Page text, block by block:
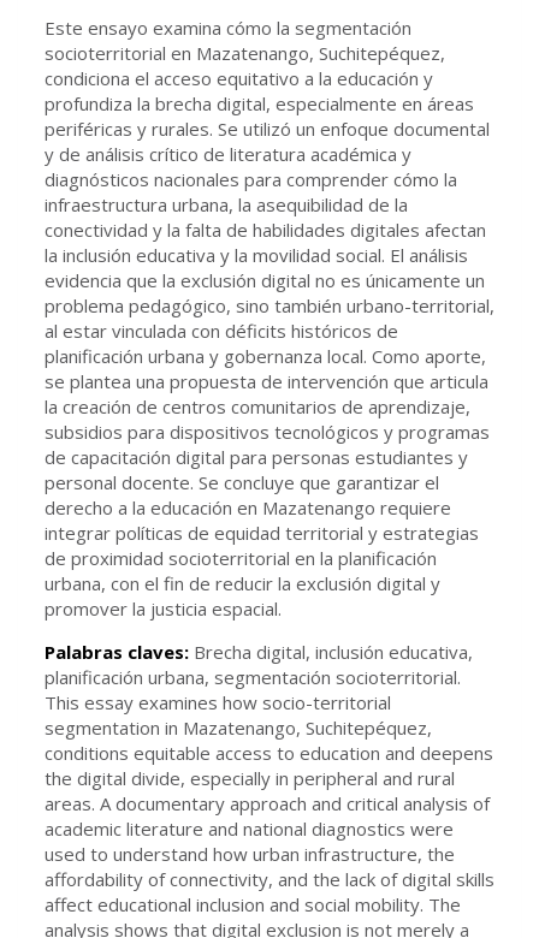
Este ensayo examina cómo la segmentación
socioterritorial en Mazatenango, Suchitepéquez,
condiciona el acceso equitativo a la educación y
profundiza la brecha digital, especialmente en áreas
periféricas y rurales. Se utilizó un enfoque documental
y de análisis crítico de literatura académica y
diagnósticos nacionales para comprender cómo la
infraestructura urbana, la asequibilidad de la
conectividad y la falta de habilidades digitales afectan
la inclusión educativa y la movilidad social. El análisis
evidencia que la exclusión digital no es únicamente un
problema pedagógico, sino también urbano-territorial,
al estar vinculada con déficits históricos de
planificación urbana y gobernanza local. Como aporte,
se plantea una propuesta de intervención que articula
la creación de centros comunitarios de aprendizaje,
subsidios para dispositivos tecnológicos y programas
de capacitación digital para personas estudiantes y
personal docente. Se concluye que garantizar el
derecho a la educación en Mazatenango requiere
integrar políticas de equidad territorial y estrategias
de proximidad socioterritorial en la planificación
urbana, con el fin de reducir la exclusión digital y
promover la justicia espacial.
Palabras claves: Brecha digital, inclusión educativa,
planificación urbana, segmentación socioterritorial.
This essay examines how socio-territorial
segmentation in Mazatenango, Suchitepéquez,
conditions equitable access to education and deepens
the digital divide, especially in peripheral and rural
areas. A documentary approach and critical analysis of
academic literature and national diagnostics were
used to understand how urban infrastructure, the
affordability of connectivity, and the lack of digital skills
affect educational inclusion and social mobility. The
analysis shows that digital exclusion is not merely a